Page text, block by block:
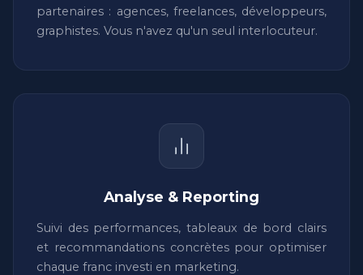
partenaires : agences, freelances, développeurs,
graphistes. Vous n'avez qu'un seul interlocuteur.
Analyse & Reporting
Suivi des performances, tableaux de bord clairs
et recommandations concrètes pour optimiser
chaque franc investi en marketing.